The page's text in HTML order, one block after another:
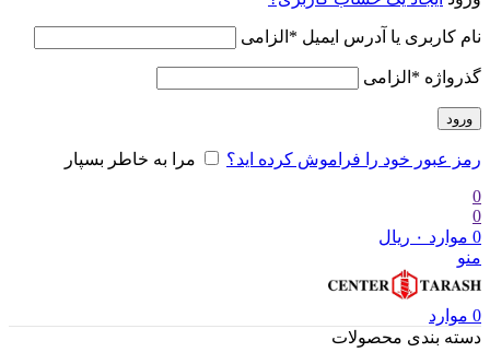
نام کاربری یا آدرس ایمیل * الزامی
گذرواژه * الزامی
ورود
رمز عبور خود را فراموش کرده اید؟
مرا به خاطر بسپار
0
0
0 موارد ۰ ریال
منو
0 موارد
دسته بندی محصولات